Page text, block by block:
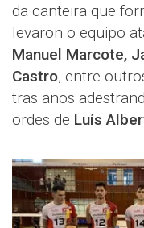
da canteira que
levaron o equipo
Manuel Marcote,
Castro, entre
tras anos
ordes de Luís